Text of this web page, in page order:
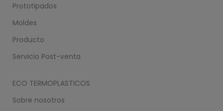
Prototipados
Moldes
Producto
Servicio Post-venta
ECO TERMOPLASTICOS
Sobre nosotros